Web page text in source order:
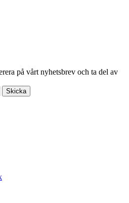
på vårt nyhetsbrev och ta del av